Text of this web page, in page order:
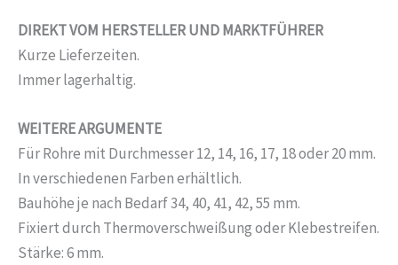
DIREKT VOM HERSTELLER UND MARKTFÜHRER
Kurze Lieferzeiten.
Immer lagerhaltig.
WEITERE ARGUMENTE
Für Rohre mit Durchmesser 12, 14, 16, 17, 18 oder 20 mm.
In verschiedenen Farben erhältlich.
Bauhöhe je nach Bedarf 34, 40, 41, 42, 55 mm.
Fixiert durch Thermoverschweißung oder Klebestreifen.
Stärke: 6 mm.